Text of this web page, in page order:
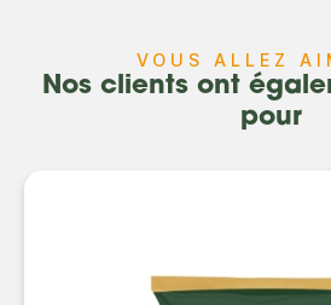
VOUS ALLEZ
Nos clients ont
pour